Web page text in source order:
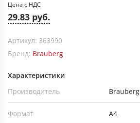
Цена с НДС
29.83 руб.
Артикул: 363990
Бренд: Brauberg
Характеристики
Производитель
Brauberg
Формат А4